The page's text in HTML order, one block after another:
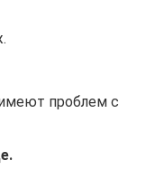
проблем с